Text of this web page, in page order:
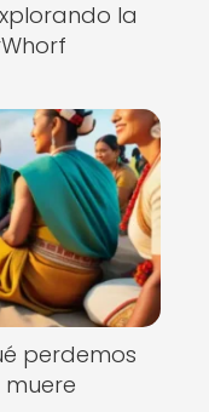
la
perdemos